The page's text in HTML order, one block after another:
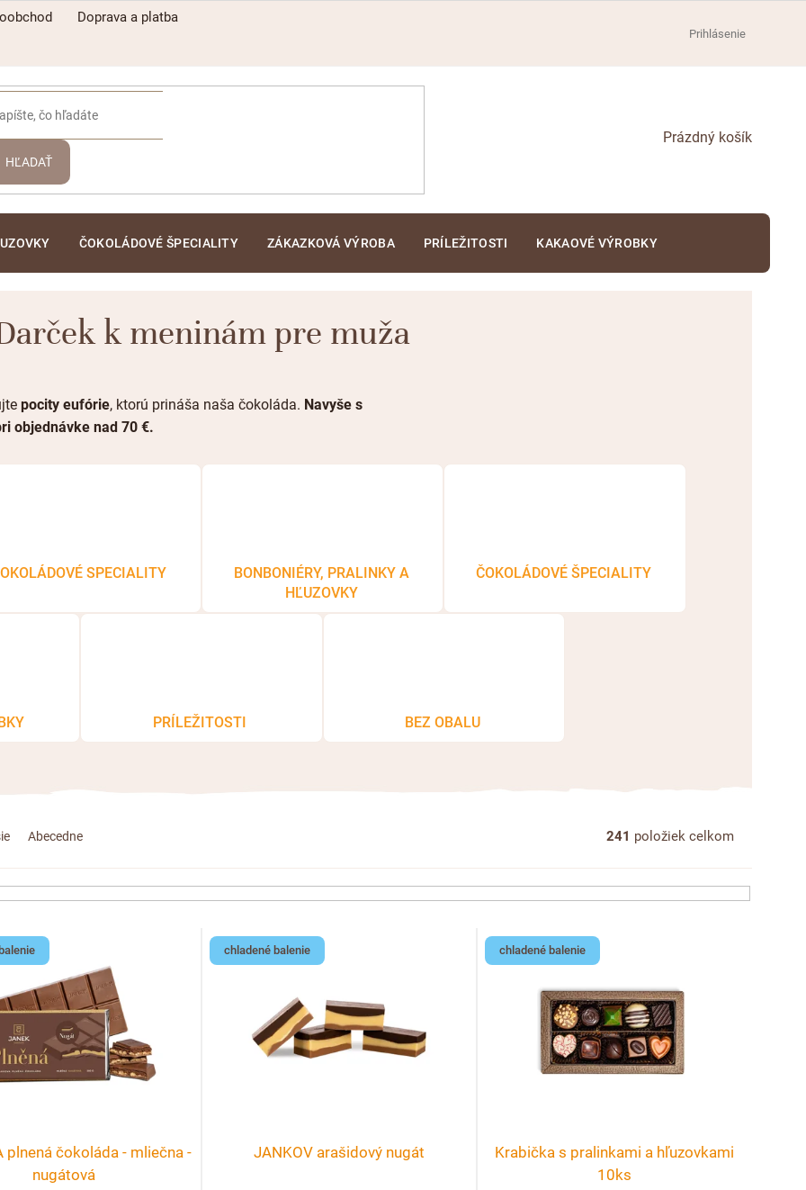
Doprava a platba
Prihlásenie
HĽADAŤ
NÁKUPNÝ
ČOKOLÁDOVÉ ŠPECIALITY ZÁKAZKOVÁ VÝROBA PRÍLEŽITOSTI KAKAOVÉ VÝROBKY
k meninám pre muža
pocity eufórie, ktorú prináša naša čokoláda. Navyše s
objednávke nad 70 €.
SPECIALITY
BONBONIÉRY, PRALINKY A
HĽUZOVKY
ČOKOLÁDOVÉ ŠPECIALITY
PRÍLEŽITOSTI BEZ OBALU
Abecedne 241 položiek celkom
plnená čokoláda - mliečna -
nugátová
chladené balenie
JANKOV arašidový nugát
chladené balenie
Krabička s pralinkami a hľuzovkami
10ks